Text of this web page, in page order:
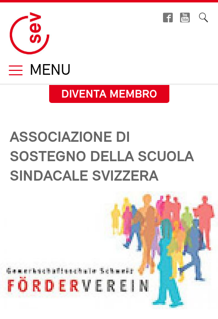
MENU
DIVENTA MEMBRO
ASSOCIAZIONE DI
SOSTEGNO DELLA SCUOLA
SINDACALE SVIZZERA